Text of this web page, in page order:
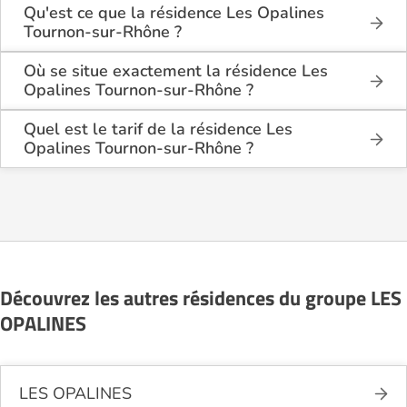
Qu'est ce que la résidence Les Opalines
Tournon-sur-Rhône ?
La résidence Les Opalines Tournon-sur-Rhône est
une résidence seniors de type résidence services
seniors, foyer logement - résidence autonomie .
Cette résidence du secteur privé se situe à Tournon-
sur-Rhône (07300).
Où se situe exactement la résidence Les
Opalines Tournon-sur-Rhône ?
La résidence Les Opalines Tournon-sur-Rhône est
située 35 Rue Louise Michel à Tournon-sur-Rhône
(07300), en Ardèche (07).
Quel est le tarif de la résidence Les
Opalines Tournon-sur-Rhône ?
La résidence Les Opalines Tournon-sur-Rhône
Découvrez les autres résidences du groupe LES
OPALINES
LES OPALINES